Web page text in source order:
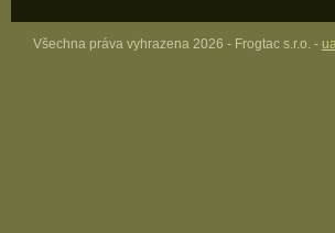
Všechna práva vyhrazena 2026 - Frogtac s.r.o. -